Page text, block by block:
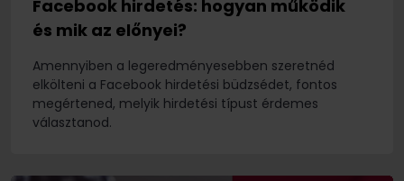
Facebook hirdetés: hogyan működik
és mik az előnyei?
Amennyiben a legeredményesebben szeretnéd
elkölteni a Facebook hirdetési büdzsédet, fontos
megértened, melyik hirdetési típust érdemes
választanod.